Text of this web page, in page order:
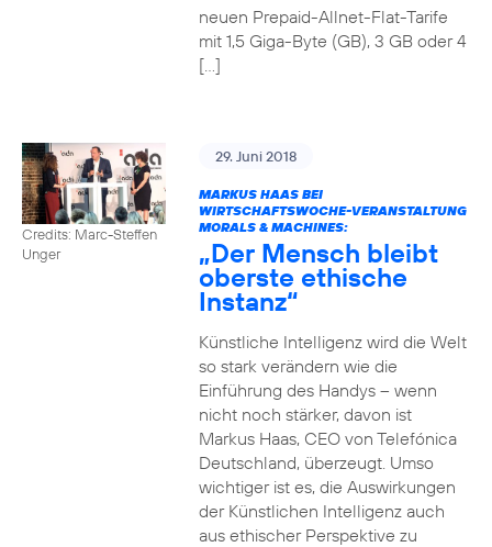
neuen Prepaid-Allnet-Flat-Tarife
mit 1,5 Giga-Byte (GB), 3 GB oder 4
[…]
Credits: Marc-Steffen
Unger
29. Juni 2018
MARKUS HAAS BEI
WIRTSCHAFTSWOCHE-VERANSTALTUNG
MORALS & MACHINES:
„Der Mensch bleibt
oberste ethische
Instanz“
Künstliche Intelligenz wird die Welt
so stark verändern wie die
Einführung des Handys – wenn
nicht noch stärker, davon ist
Markus Haas, CEO von Telefónica
Deutschland, überzeugt. Umso
wichtiger ist es, die Auswirkungen
der Künstlichen Intelligenz auch
aus ethischer Perspektive zu